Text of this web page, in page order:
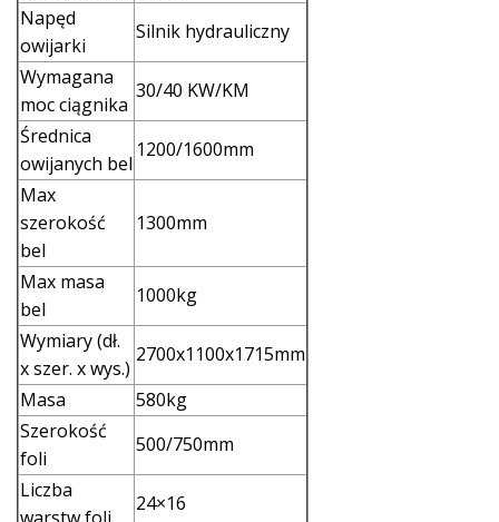
Napęd
owijarki
Silnik hydrauliczny
Wymagana
moc ciągnika
30/40 KW/KM
Średnica
owijanych bel
1200/1600mm
Max
szerokość
bel
1300mm
Max masa
bel
1000kg
Wymiary (dł.
x szer. x wys.)
2700x1100x1715mm
Masa
580kg
Szerokość
foli
500/750mm
Liczba
24×16